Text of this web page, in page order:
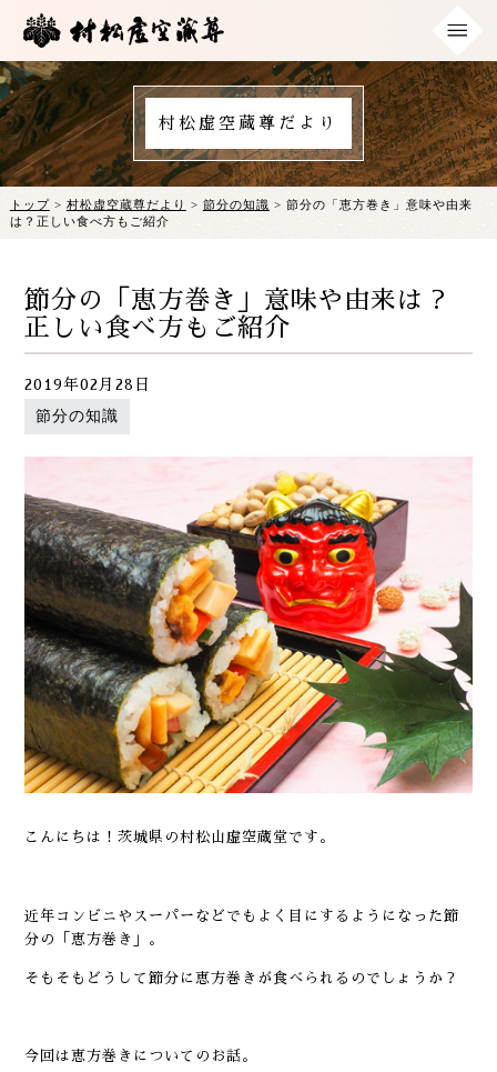
村松虚空蔵尊だより
トップ> 村松虚空蔵尊だより > 節分の知識 > 節分の「恵方巻き」意味や由来
は？正しい食べ方もご紹介
節分の「恵方巻き」意味や由来は？
正しい食べ方もご紹介
2019年02月28日
節分の知識
こんにちは！茨城県の村松山虚空蔵堂です。
近年コンビニやスーパーなどでもよく目にするようになった節
分の「恵方巻き」。
そもそもどうして節分に恵方巻きが食べられるのでしょうか？
今回は恵方巻きについてのお話。